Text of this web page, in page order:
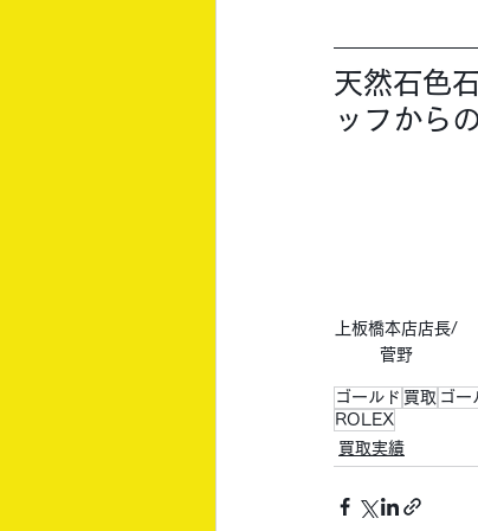
天然石色
ッフから
上板橋本店店長/
菅野
ゴールド 買取 ゴー
ROLEX
買取実績